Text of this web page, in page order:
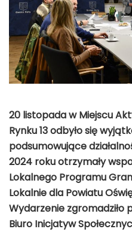
20 listopada w Miejscu
Rynku 13 odbyło się
podsumowujące
2024 roku otrzymały
Lokalnego Programu
Lokalnie dla Powiatu
Wydarzenie zgromadziło
Biuro Inicjatyw